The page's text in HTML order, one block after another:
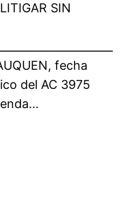
SIN
fecha
del AC 3975